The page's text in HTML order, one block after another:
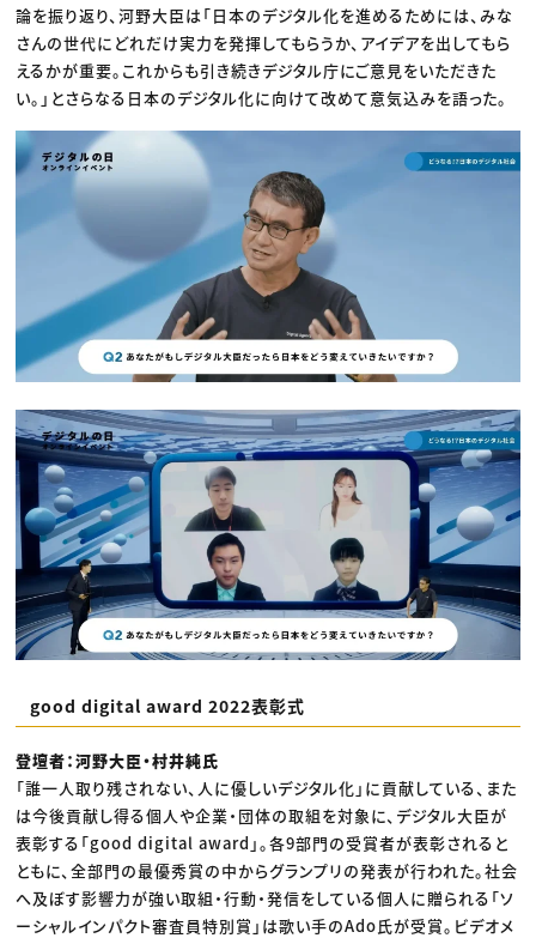
論を振り返り、河野大臣は「日本のデジタル化を進めるためには、みな
さんの世代にどれだけ実力を発揮してもらうか、アイデアを出してもら
えるかが重要。これからも引き続きデジタル庁にご意見をいただきた
い。」とさらなる日本のデジタル化に向けて改めて意気込みを語った。
good digital award 2022表彰式
登壇者：河野大臣・村井純氏
「誰一人取り残されない、人に優しいデジタル化」に貢献している、また
は今後貢献し得る個人や企業・団体の取組を対象に、デジタル大臣が
表彰する「good digital award」。各9部門の受賞者が表彰されると
ともに、全部門の最優秀賞の中からグランプリの発表が行われた。社会
へ及ぼす影響力が強い取組・行動・発信をしている個人に贈られる「ソ
ーシャルインパクト審査員特別賞」は歌い手のAdo氏が受賞。ビデオメ